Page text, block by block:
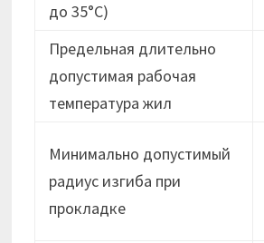
до 35°С)
Предельная длительно
допустимая рабочая
температура жил
Минимально допустимый
радиус изгиба при
прокладке